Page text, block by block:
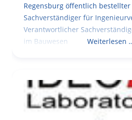
Regensburg öffentlich
Sachverständiger für
Verantwortlicher
im Bauwesen
Weiterlesen